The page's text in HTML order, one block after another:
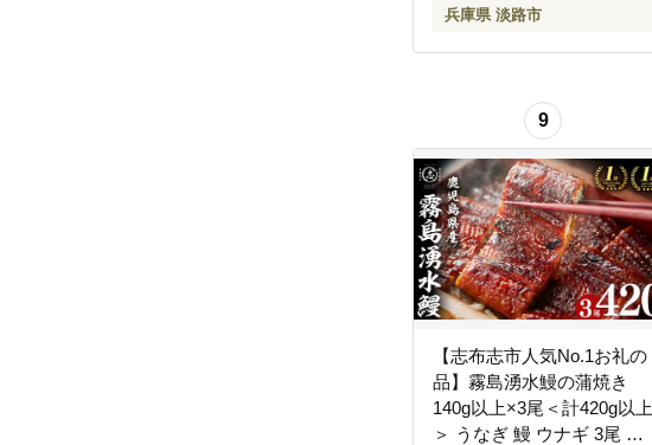
兵庫県 淡路市
9
【志布志市人気No.1お礼の
品】霧島湧水鰻の蒲焼き
140g以上×3尾＜計420g以上
＞ うなぎ 鰻 ウナギ 3尾 国